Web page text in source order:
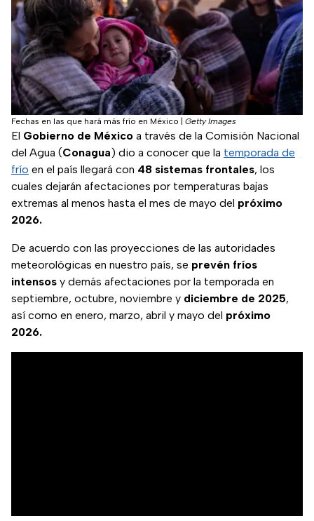
Fechas en las que hará más frío en México Getty Images
El Gobierno de México a través de la Comisión Nacional
del Agua (Conagua) dio a conocer que la temporada de
frío en el país llegará con 48 sistemas frontales, los
cuales dejarán afectaciones por temperaturas bajas
extremas al menos hasta el mes de mayo del próximo
2026.
De acuerdo con las proyecciones de las autoridades
meteorológicas en nuestro país, se prevén fríos
intensos y demás afectaciones por la temporada en
septiembre, octubre, noviembre y diciembre de 2025,
así como en enero, marzo, abril y mayo del próximo
2026.